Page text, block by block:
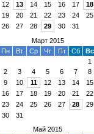
12
13 14 15 16 17
18
19
20 21 22 23 24
25
26
27 28 29 30
31
Март 2015
Пн
Вт Ср Чт Пт Сб
Вс
1
2
3 4 5 6 7
8
9
10 11 12 13 14
15
16
17 18 19 20 21
22
23
24 25 26 27 28
29
30
31
Май 2015